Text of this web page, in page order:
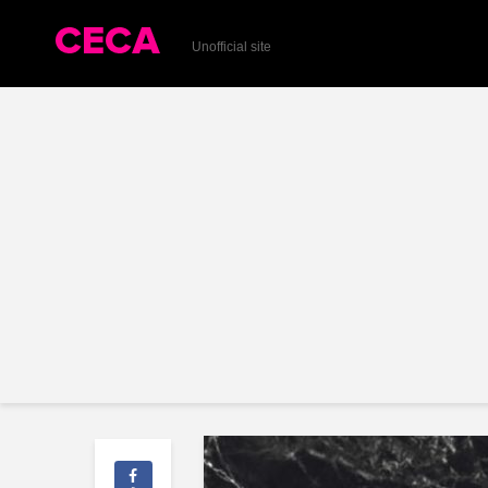
Unofficial site